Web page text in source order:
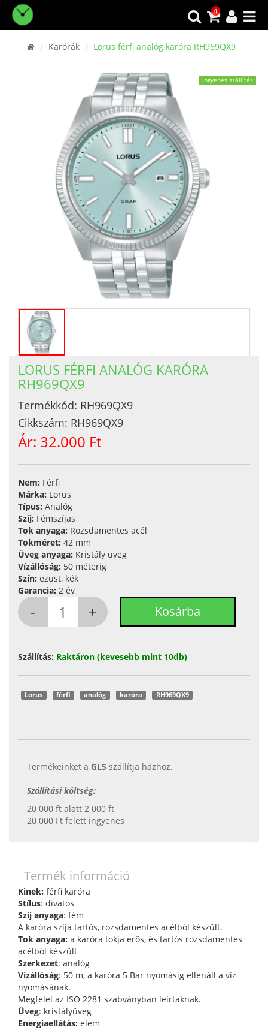
0
Karórák Lorus férfi analóg karóra RH969QX9
ingyenes szállítás
LORUS FÉRFI ANALÓG KARÓRA
RH969QX9
Termékkód: RH969QX9
Cikkszám: RH969QX9
Ár: 32.000 Ft
Nem: Férfi
Márka: Lorus
Típus: Analóg
Szíj: Fémszíjas
Tok anyaga: Rozsdamentes acél
Tokméret: 42 mm
Üveg anyaga: Kristály üveg
Vízállóság: 50 méterig
Szín: ezüst, kék
Garancia: 2 év
Szállítás: Raktáron (kevesebb mint 10db)
Lorus férfi analóg karóra RH969QX9
Termékeinket a GLS szállítja házhoz.
Szállítási költség:
20 000 ft alatt 2 000 ft
20 000 Ft felett ingyenes
Termék információ
Kinek: férfi karóra
Stílus: divatos
Szíj anyaga: fém
A karóra szíja tartós, rozsdamentes acélból készült.
Tok anyaga: a karóra tokja erős, és tartós rozsdamentes
acélból készült
Szerkezet: analóg
Vízállóság: 50 m, a karóra 5 Bar nyomásig ellenáll a víz
nyomásának.
Megfelel az ISO 2281 szabványban leírtaknak.
Üveg: kristályüveg
Energiaellátás: elem